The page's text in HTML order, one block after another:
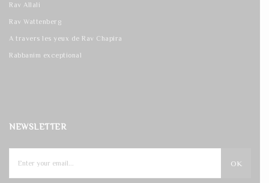
Rav Allali
Rav Wattenberg
A travers les yeux de Rav Chapira
Rabbanim exceptional
NEWSLETTER
OK